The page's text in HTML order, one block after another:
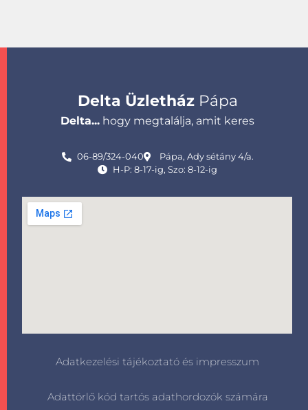
Delta ÜzletházPápa
Delta... hogy megtalálja, amit keres
06-89/324-040
Pápa, Ady sétány 4/a.
H-P: 8-17-ig, Szo: 8-12-ig
Adatkezelési tájékoztató és impresszum
Adattörlő kód tartós adathordozók számára